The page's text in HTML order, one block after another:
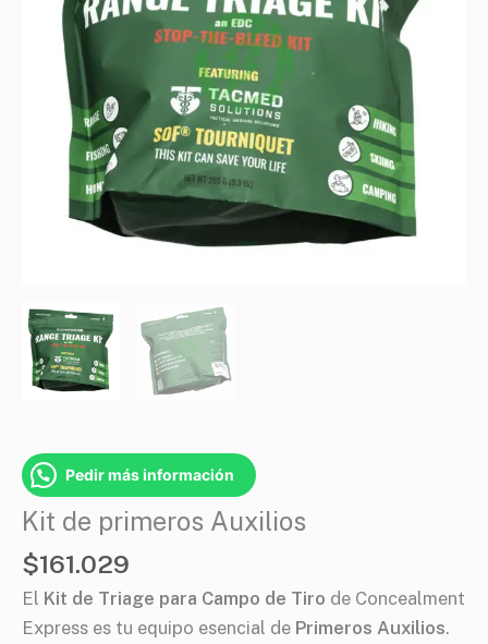
Pedir más información
Kit de primeros Auxilios
$161.029
El Kit de Triage para Campo de Tiro de Concealment
Express es tu equipo esencial de Primeros Auxilios.